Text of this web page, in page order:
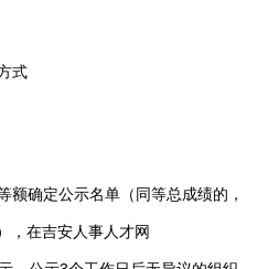
式
额确定公示名单（同等总成绩的，
，在吉安人事人才网